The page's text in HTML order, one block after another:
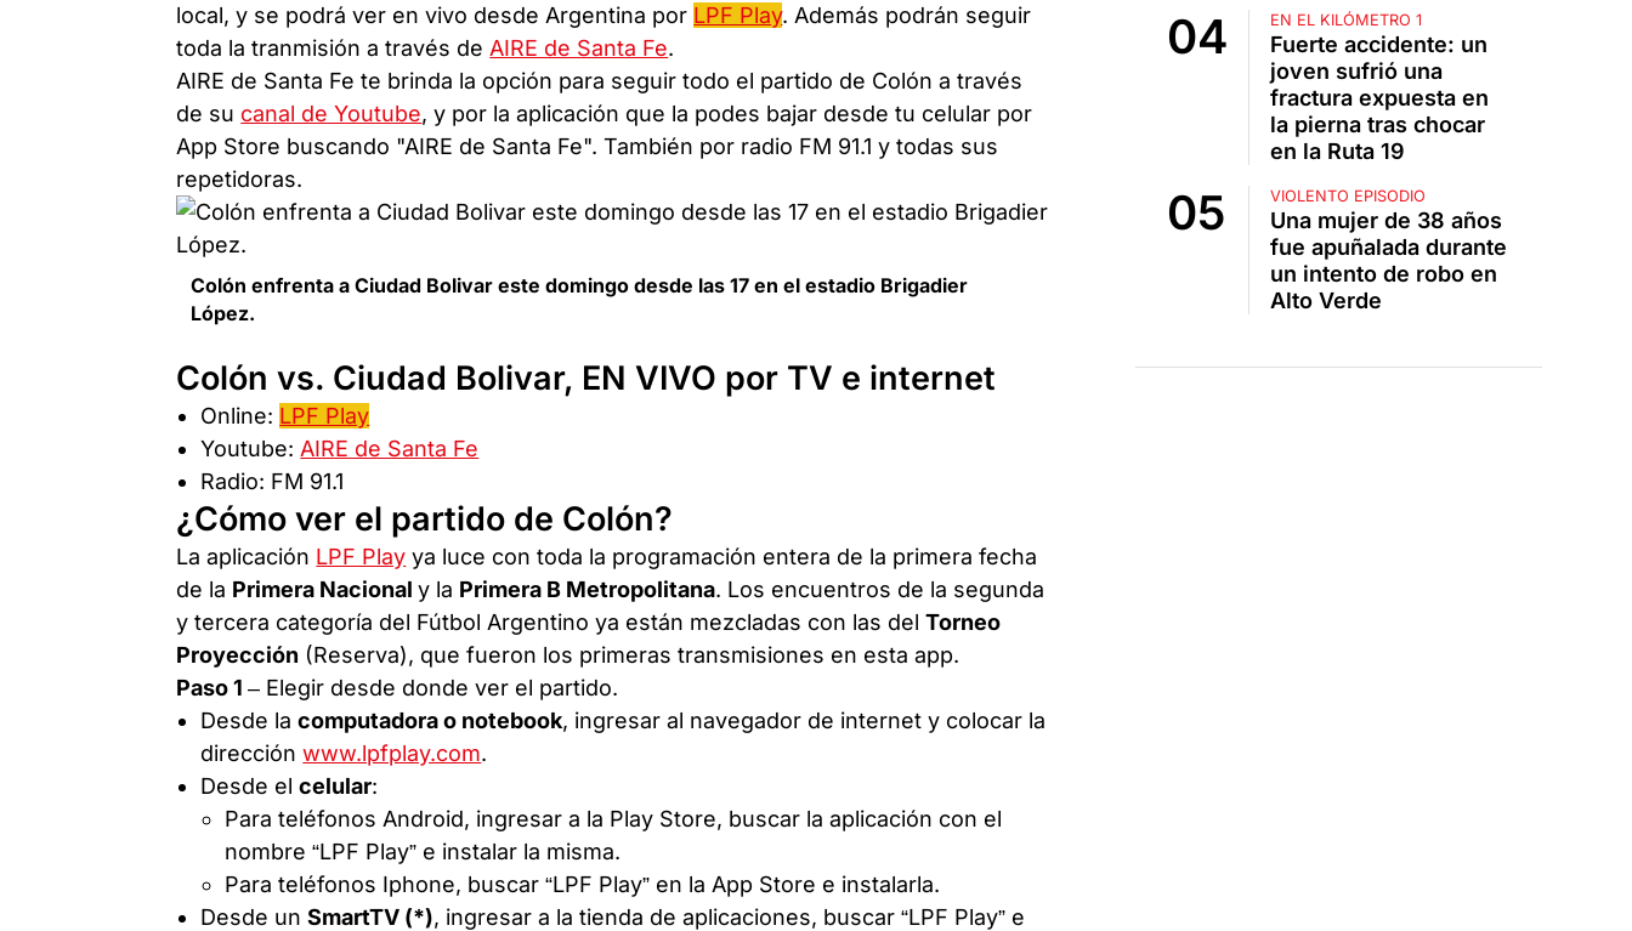
local, y se podrá ver en vivo desde Argentina por LPF Play. Además podrán seguir
toda la tranmisión a través de AIRE de Santa Fe.
AIRE de Santa Fe te brinda la opción para seguir todo el partido de Colón a través
de su canal de Youtube, y por la aplicación que la podes bajar desde tu celular por
App Store buscando "AIRE de Santa Fe". También por radio FM 91.1 y todas sus
repetidoras.
Colón enfrenta a Ciudad Bolivar este domingo desde las 17 en el estadio Brigadier
López.
Colón vs. Ciudad Bolivar, EN VIVO por TV e internet
Online: LPF Play
Youtube: AIRE de Santa Fe
Radio: FM 91.1
¿Cómo ver el partido de Colón?
La aplicación LPF Play ya luce con toda la programación entera de la primera fecha
de la Primera Nacionaly la Primera B Metropolitana. Los encuentros de la segunda
y tercera categoría del Fútbol Argentino ya están mezcladas con las delTorneo
Proyección (Reserva), que fueron los primeras transmisiones en esta app.
Paso 1– Elegir desde donde ver el partido.
Desde lacomputadora o notebook, ingresar al navegador de internet y colocar la
direcciónwww.lpfplay.com.
Desde elcelular:
Para teléfonos Android, ingresar a la Play Store, buscar la aplicación con el
nombre “LPF Play” e instalar la misma.
Para teléfonos Iphone, buscar “LPF Play” en la App Store e instalarla.
Desde unSmartTV (*), ingresar a la tienda de aplicaciones, buscar “LPF Play” e
EN EL KILÓMETRO 1
Fuerte accidente: un
joven sufrió una
fractura expuesta en
la pierna tras chocar
en la Ruta 19
VIOLENTO EPISODIO
Una mujer de 38 años
fue apuñalada durante
un intento de robo en
Alto Verde